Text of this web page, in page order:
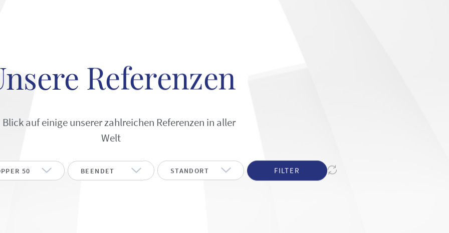
Referenzen
Blick auf einige unserer zahlreichen Referenzen in aller
Welt
FILTER